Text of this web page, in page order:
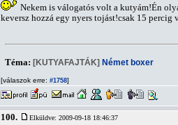
Nekem is válogatós volt a kutyám!Én
keversz hozzá egy nyers tojást!csak 15
Téma: [KUTYAFAJTÁK] Német boxer
[válaszok erre: #1758]
100. Elküldve: 2009-09-18 18:46:37